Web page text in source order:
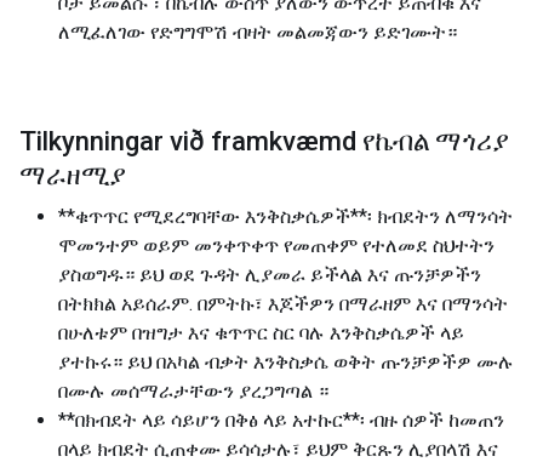
ለሚፈለገው የድግግሞሽ ብዛት መልመጃውን ይድገሙት።
Tilkynningar við framkvæmd የኬብል ማጎሪያ
ማራዘሚያ
**ቁጥጥር የሚደረግባቸው እንቅስቃሴዎች**፡ ክብደትን ለማንሳት
ሞመንተም ወይም መንቀጥቀጥ የመጠቀም የተለመደ ስህተትን
ያስወግዱ። ይህ ወደ ጉዳት ሊያመራ ይችላል እና ጡንቻዎችን
በትክክል አይሰራም. በምትኩ፣ እጆችዎን በማራዘም እና በማንሳት
በሁለቱም በዝግታ እና ቁጥጥር ስር ባሉ እንቅስቃሴዎች ላይ
ያተኩሩ። ይህ በአካል ብቃት እንቅስቃሴ ወቅት ጡንቻዎችዎ ሙሉ
በሙሉ መሰማራታቸውን ያረጋግጣል ።
**በክብደት ላይ ሳይሆን በቅፅ ላይ አተኩር**፡ ብዙ ሰዎች ከመጠን
በላይ ክብደት ሲጠቀሙ ይሳሳታሉ፣ ይህም ቅርጹን ሊያበላሽ እና